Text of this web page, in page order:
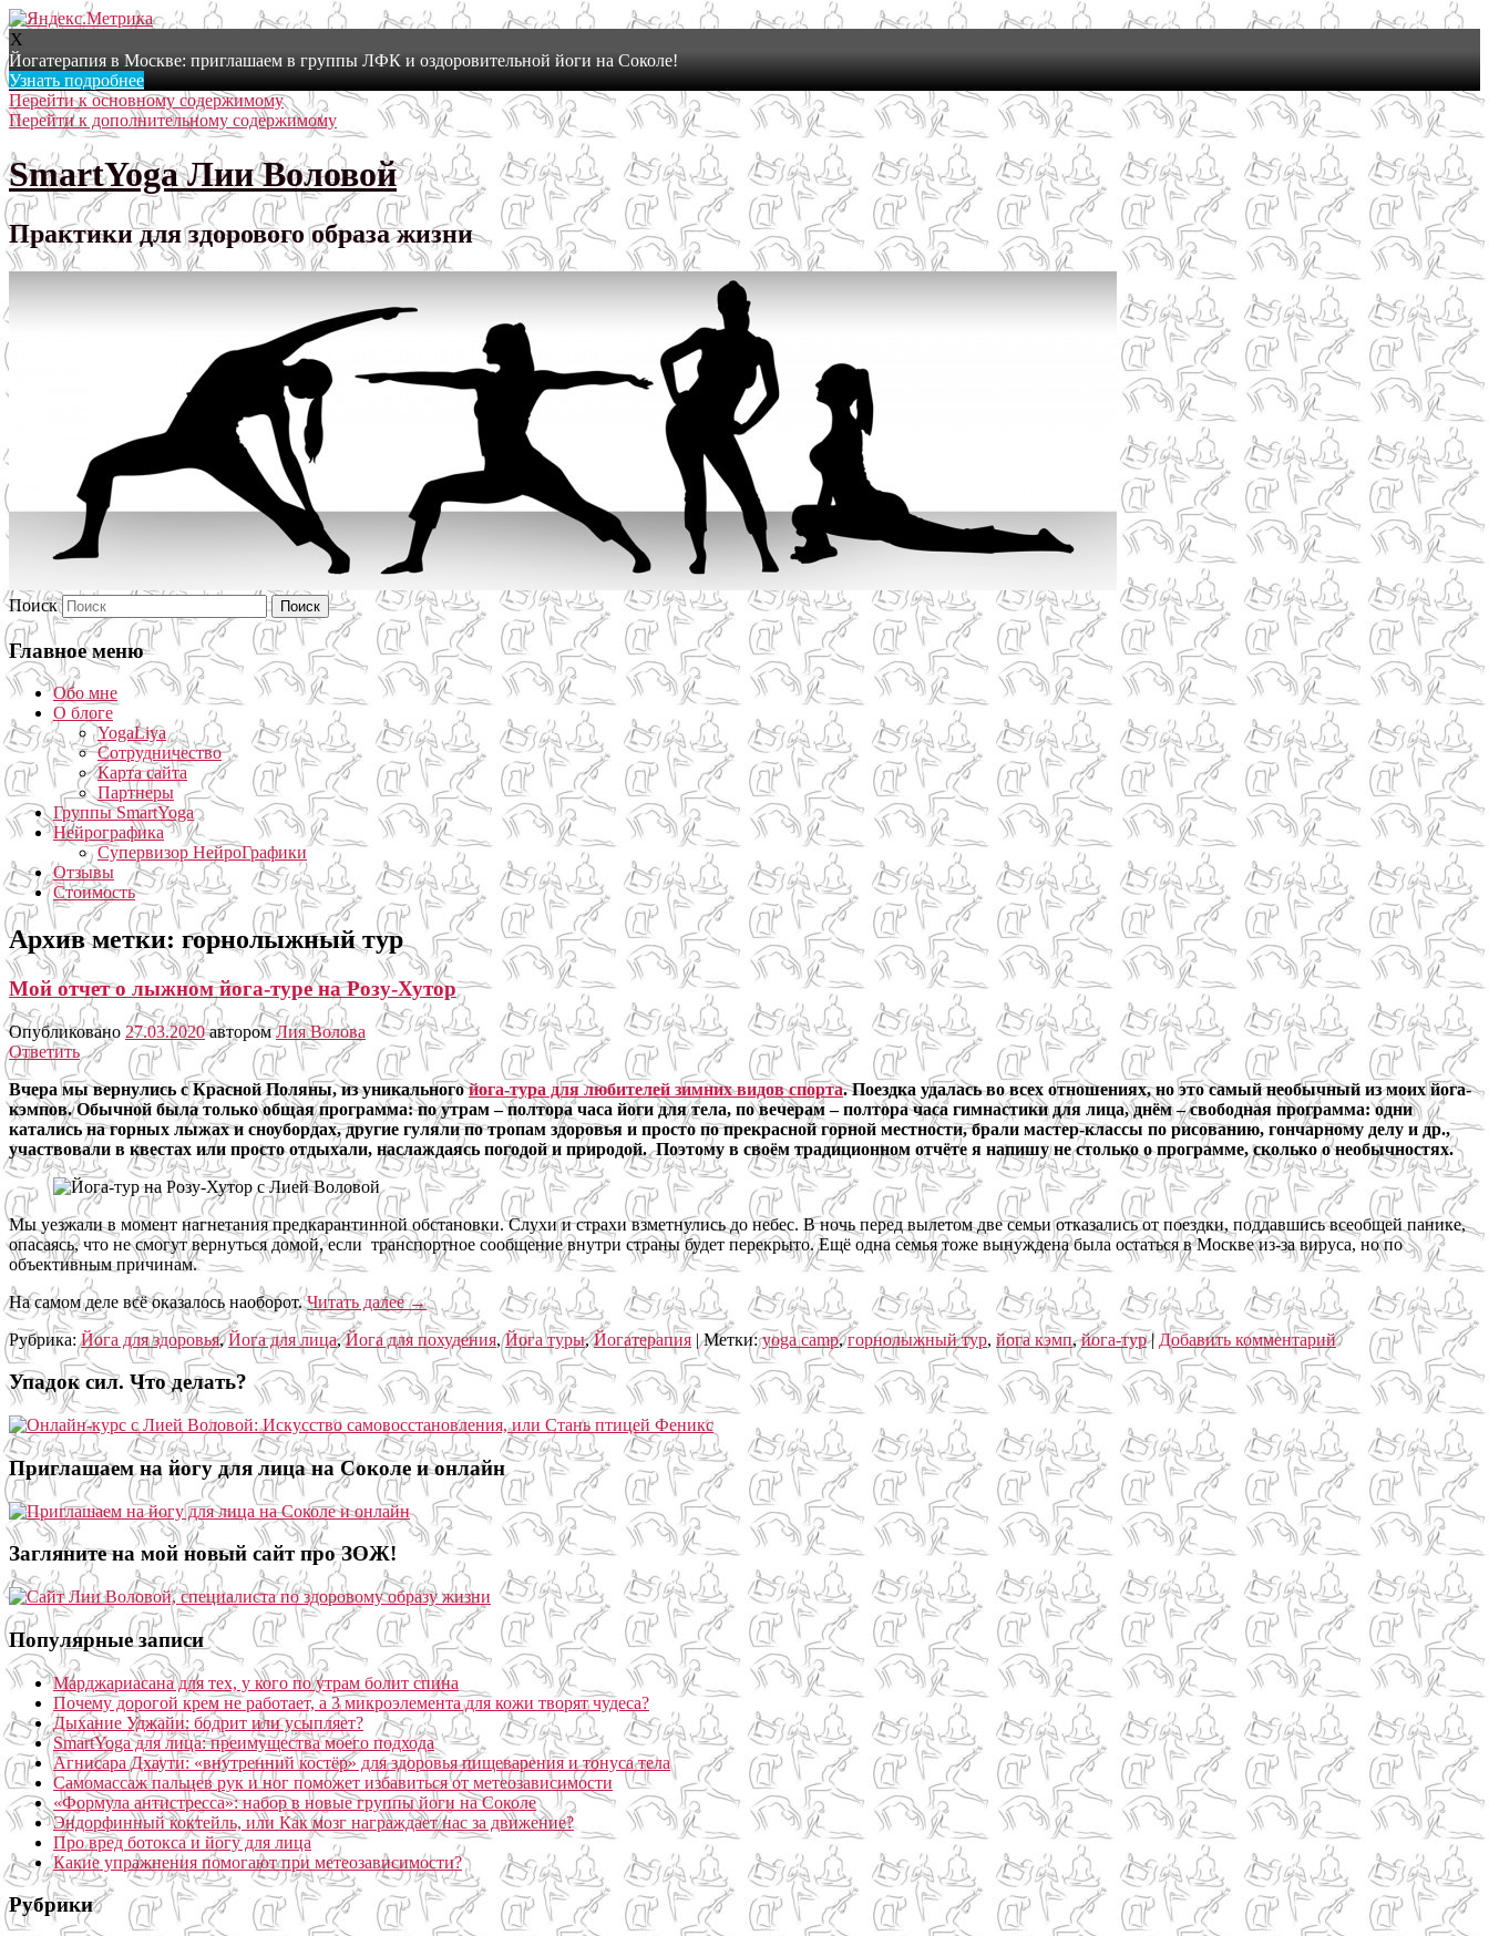
X
Йогатерапия в Москве: приглашаем в группы ЛФК и оздоровительной йоги на Соколе!
Узнать подробнее
Перейти к основному содержимому
Перейти к дополнительному содержимому
SmartYoga Лии Воловой
Практики для здорового образа жизни
Поиск
Главное меню
Обо мне
О блоге
YogaLiya
Сотрудничество
Карта сайта
Партнеры
Группы SmartYoga
Нейрографика
Супервизор НейроГрафики
Отзывы
Стоимость
Архив метки: горнолыжный тур
Мой отчет о лыжном йога-туре на Розу-Хутор
Опубликовано 27.03.2020 авторомЛия Волова
Ответить
Вчера мы вернулись с Красной Поляны, из уникальногойога-тура для любителей зимних видов спорта. Поездка удалась во всех отношениях, но это самый необычный из моих йога-
кэмпов. Обычной была только общая программа: по утрам – полтора часа йоги для тела, по вечерам – полтора часа гимнастики для лица, днём – свободная программа: одни
катались на горных лыжах и сноубордах, другие гуляли по тропам здоровья и просто по прекрасной горной местности, брали мастер-классы по рисованию, гончарному делу и др.,
участвовали в квестах или просто отдыхали, наслаждаясь погодой и природой. Поэтому в своём традиционном отчёте я напишу не столько о программе, сколько о необычностях.
Мы уезжали в момент нагнетания предкарантинной обстановки. Слухи и страхи взметнулись до небес. В ночь перед вылетом две семьи отказались от поездки, поддавшись всеобщей панике,
опасаясь, что не смогут вернуться домой, если транспортное сообщение внутри страны будет перекрыто. Ещё одна семья тоже вынуждена была остаться в Москве из-за вируса, но по
объективным причинам.
На самом деле всё оказалось наоборот.Читать далее→
Рубрика: Йога для здоровья,Йога для лица,Йога для похудения,Йога туры,Йогатерапия |Метки: yoga camp,горнолыжный тур, йога кэмп,йога-тур | Добавить комментарий
Упадок сил. Что делать?
Приглашаем на йогу для лица на Соколе и онлайн
Загляните на мой новый сайт про ЗОЖ!
Популярные записи
Марджариасана для тех, у кого по утрам болит спина
Почему дорогой крем не работает, а 3 микроэлемента для кожи творят чудеса?
Дыхание Уджайи: бодрит или усыпляет?
SmartYoga для лица: преимущества моего подхода
Агнисара Дхаути: «внутренний костёр» для здоровья пищеварения и тонуса тела
Самомассаж пальцев рук и ног поможет избавиться от метеозависимости
«Формула антистресса»: набор в новые группы йоги на Соколе
Эндорфинный коктейль, или Как мозг награждает нас за движение?
Про вред ботокса и йогу для лица
Какие упражнения помогают при метеозависимости?
Рубрики